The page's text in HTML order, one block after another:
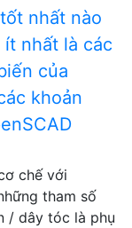
nhất nào
nhất là các
của
khoản
chế với
tham số
/ dây tóc là phụ